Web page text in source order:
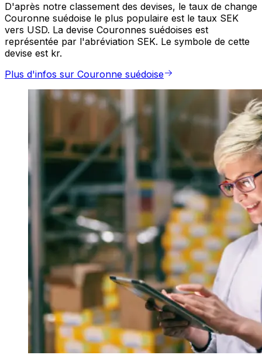
D'après notre classement des devises, le taux de change
Couronne suédoise le plus populaire est le taux SEK
vers USD. La devise Couronnes suédoises est
représentée par l'abréviation SEK. Le symbole de cette
devise est kr.
Plus d'infos sur Couronne suédoise